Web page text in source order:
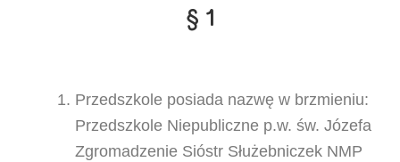
§ 1
Przedszkole posiada nazwę w brzmieniu:
Przedszkole Niepubliczne p.w. św. Józefa
Zgromadzenie Sióstr Służebniczek NMP